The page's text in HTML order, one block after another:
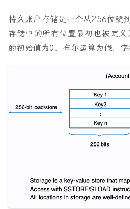
持久账户存储是一个从256位键
存储中的所有位置最初也被定
的初始值为0，布尔运算为假，字